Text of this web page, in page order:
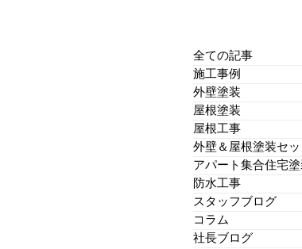
全ての記事
施工事例
外壁塗装
屋根塗装
屋根工事
外壁＆屋根塗装セッ
アパート集合住宅
防水工事
スタッフブログ
コラム
社長ブログ